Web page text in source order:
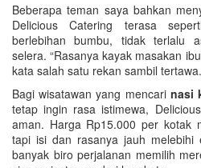
Beberapa teman saya bahkan
Delicious Catering terasa
berlebihan bumbu, tidak terlalu
selera. “Rasanya kayak masakan
kata salah satu rekan sambil tertawa.
Bagi wisatawan yang mencari nasi
tetap ingin rasa istimewa,
aman. Harga Rp15.000 per kotak
tapi isi dan rasanya jauh melebihi
banyak biro perjalanan memilih